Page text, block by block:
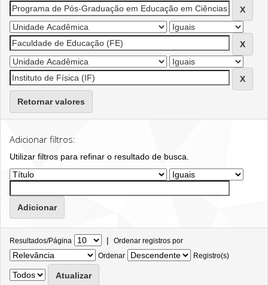
Retornar valores
Adicionar filtros:
Utilizar filtros para refinar o resultado de busca.
Resultados/Página | Ordenar registros por
Ordenar
Registro(s)